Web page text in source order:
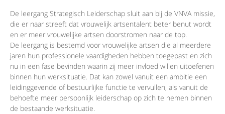
De leergang Strategisch Leiderschap sluit aan bij de VNVA missie,
die er naar streeft dat vrouwelijk artsentalent beter benut wordt
en er meer vrouwelijke artsen doorstromen naar de top.
De leergang is bestemd voor vrouwelijke artsen die al meerdere
jaren hun professionele vaardigheden hebben toegepast en zich
nu in een fase bevinden waarin zij meer invloed willen uitoefenen
binnen hun werksituatie. Dat kan zowel vanuit een ambitie een
leidinggevende of bestuurlijke functie te vervullen, als vanuit de
behoefte meer persoonlijk leiderschap op zich te nemen binnen
de bestaande werksituatie.